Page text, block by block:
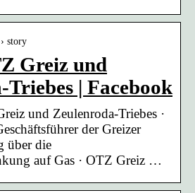
story
Greiz und
Triebes | Facebook
und Zeulenroda-Triebes ·
der Greizer
über die
auf Gas · OTZ Greiz …